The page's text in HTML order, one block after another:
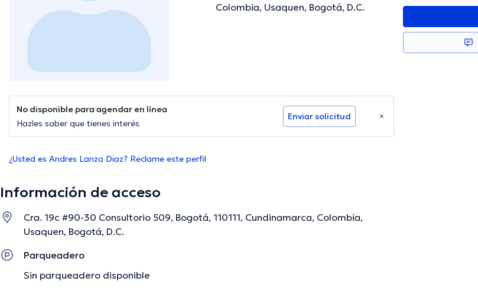
Colombia, Usaquen, Bogotá, D.C.
No disponible para agendar en línea
Hazles saber que tienes interés
Enviar solicitud
¿Usted es Andres Lanza Diaz? Reclame este perfil
Información de acceso
Cra. 19c #90-30 Consultorio 509, Bogotá, 110111, Cundinamarca, Colombia,
Usaquen, Bogotá, D.C.
Parqueadero
Sin parqueadero disponible